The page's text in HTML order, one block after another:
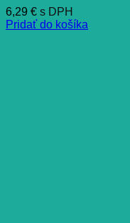
6,29 € s DPH
Pridať do košíka